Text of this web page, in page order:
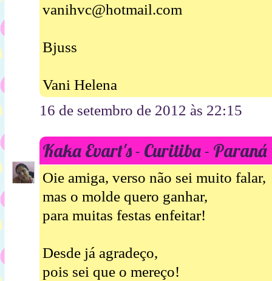
vanihvc@hotmail.com
Bjuss
Vani Helena
16 de setembro de 2012 às 22:15
Kaka Evart's - Curitiba - Paraná
Oie amiga, verso não sei muito falar,
mas o molde quero ganhar,
para muitas festas enfeitar!
Desde já agradeço,
pois sei que o mereço!